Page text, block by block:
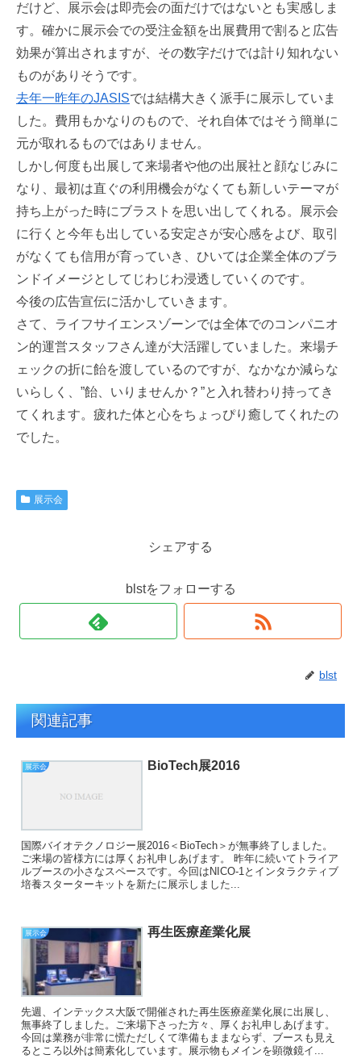
だけど、展示会は即売会の面だけではないとも実感しま
す。確かに展示会での受注金額を出展費用で割ると広告
効果が算出されますが、その数字だけでは計り知れない
ものがありそうです。
去年一昨年のJASISでは結構大きく派手に展示していま
した。費用もかなりのもので、それ自体ではそう簡単に
元が取れるものではありません。
しかし何度も出展して来場者や他の出展社と顔なじみに
なり、最初は直ぐの利用機会がなくても新しいテーマが
持ち上がった時にブラストを思い出してくれる。展示会
に行くと今年も出している安定さが安心感をよび、取引
がなくても信用が育っていき、ひいては企業全体のブラ
ンドイメージとしてじわじわ浸透していくのです。
今後の広告宣伝に活かしていきます。
さて、ライフサイエンスゾーンでは全体でのコンパニオ
ン的運営スタッフさん達が大活躍していました。来場チ
ェックの折に飴を渡しているのですが、なかなか減らな
いらしく、”飴、いりませんか？”と入れ替わり持ってき
てくれます。疲れた体と心をちょっぴり癒してくれたの
でした。
展示会
シェアする
blstをフォローする
blst
関連記事
展示会 BioTech展2016
国際バイオテクノロジー展2016＜BioTech＞が無事終了しました。
ご来場の皆様方には厚くお礼申しあげます。 昨年に続いてトライア
ルブースの小さなスペースです。今回はNICO-1とインタラクティブ
培養スターターキットを新たに展示しました...
展示会 再生医療産業化展
先週、インテックス大阪で開催された再生医療産業化展に出展し、
無事終了しました。ご来場下さった方々、厚くお礼申しあげます。
今回は業務が非常に慌ただしくて準備もままならず、ブースも見え
るところ以外は簡素化しています。展示物もメインを顕微鏡イ...